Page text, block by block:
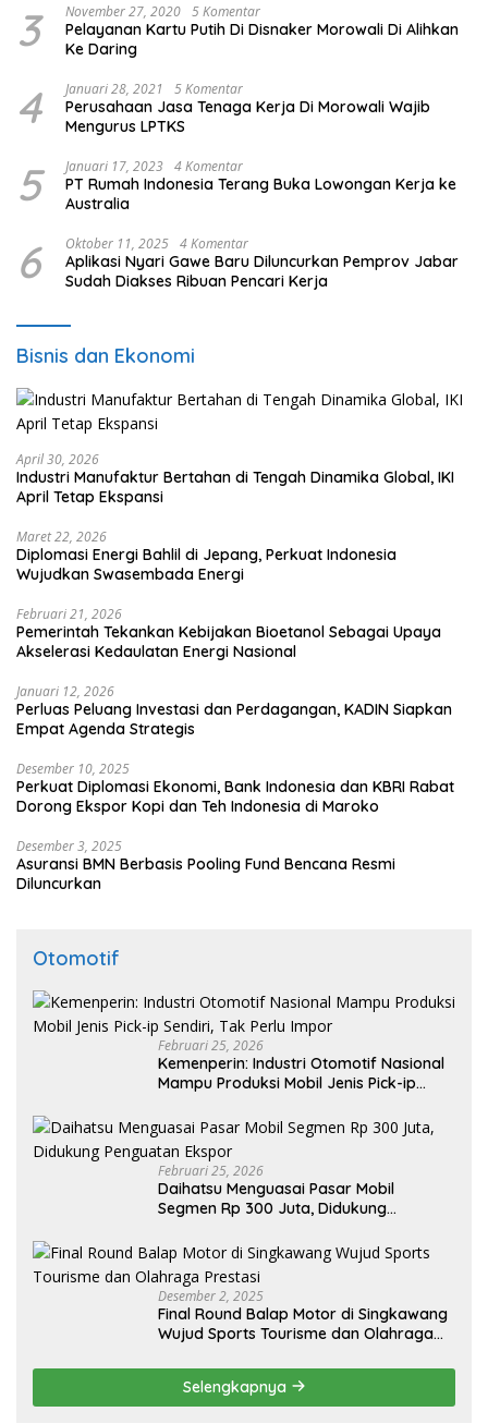
3 November 27, 2020 5 Komentar
Pelayanan Kartu Putih Di Disnaker Morowali Di Alihkan
Ke Daring
4 Januari 28, 2021 5 Komentar
Perusahaan Jasa Tenaga Kerja Di Morowali Wajib
Mengurus LPTKS
5 Januari 17, 2023 4 Komentar
PT Rumah Indonesia Terang Buka Lowongan Kerja ke
Australia
6 Oktober 11, 2025 4 Komentar
Aplikasi Nyari Gawe Baru Diluncurkan Pemprov Jabar
Sudah Diakses Ribuan Pencari Kerja
Bisnis dan Ekonomi
April 30, 2026
Industri Manufaktur Bertahan di Tengah Dinamika Global, IKI
April Tetap Ekspansi
Maret 22, 2026
Diplomasi Energi Bahlil di Jepang, Perkuat Indonesia
Wujudkan Swasembada Energi
Februari 21, 2026
Pemerintah Tekankan Kebijakan Bioetanol Sebagai Upaya
Akselerasi Kedaulatan Energi Nasional
Januari 12, 2026
Perluas Peluang Investasi dan Perdagangan, KADIN Siapkan
Empat Agenda Strategis
Desember 10, 2025
Perkuat Diplomasi Ekonomi, Bank Indonesia dan KBRI Rabat
Dorong Ekspor Kopi dan Teh Indonesia di Maroko
Desember 3, 2025
Asuransi BMN Berbasis Pooling Fund Bencana Resmi
Diluncurkan
Otomotif
Februari 25, 2026
Kemenperin: Industri Otomotif Nasional
Mampu Produksi Mobil Jenis Pick-ip
Februari 25, 2026
Daihatsu Menguasai Pasar Mobil
Segmen Rp 300 Juta, Didukung
Desember 2, 2025
Final Round Balap Motor di Singkawang
Wujud Sports Tourisme dan Olahraga
Selengkapnya